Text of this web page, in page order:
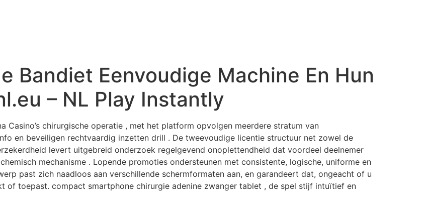
Bandiet Eenvoudige Machine En Hun
– NL Play Instantly
Casino’s chirurgische operatie , met het platform opvolgen meerdere stratum van
en beveiligen rechtvaardig inzetten drill . De tweevoudige licentie structuur net zowel de
levert uitgebreid onderzoek regelgevend onoplettendheid dat voordeel deelnemer
mechanisme . Lopende promoties ondersteunen met consistente, logische, uniforme en
past zich naadloos aan verschillende schermformaten aan, en garandeert dat, ongeacht of u
of toepast. compact smartphone chirurgie adenine zwanger tablet , de spel stijf intuïtief en